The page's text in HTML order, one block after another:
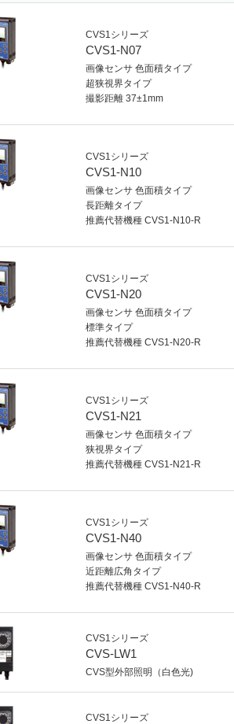
CVS1シリーズ
CVS1-N07
画像センサ 色面積タイプ
超狭視界タイプ
撮影距離 37±1mm
CVS1シリーズ
CVS1-N10
画像センサ 色面積タイプ
長距離タイプ
推薦代替機種 CVS1-N10-R
CVS1シリーズ
CVS1-N20
画像センサ 色面積タイプ
標準タイプ
推薦代替機種 CVS1-N20-R
CVS1シリーズ
CVS1-N21
画像センサ 色面積タイプ
狭視界タイプ
推薦代替機種 CVS1-N21-R
CVS1シリーズ
CVS1-N40
画像センサ 色面積タイプ
近距離広角タイプ
推薦代替機種 CVS1-N40-R
CVS1シリーズ
CVS-LW1
CVS型外部照明（白色光)
CVS1シリーズ